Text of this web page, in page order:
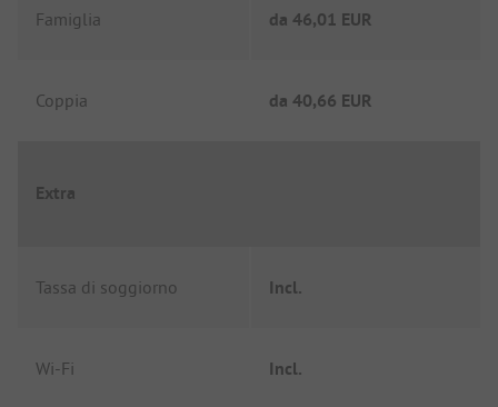
Famiglia da 46,01 EUR
Coppia da 40,66 EUR
Extra
Tassa di soggiorno Incl.
Wi-Fi Incl.